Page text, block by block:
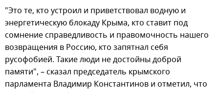
"Это те, кто устроил и приветствовал водную и
энергетическую блокаду Крыма, кто ставит под
сомнение справедливость и правомочность нашего
возвращения в Россию, кто запятнал себя
русофобией. Такие люди не достойны доброй
памяти", – сказал председатель крымского
парламента Владимир Константинов и отметил, что